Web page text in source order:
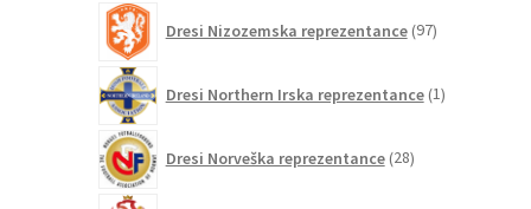
Dresi Nizozemska reprezentance 97izdelkov
Dresi Northern Irska reprezentance 1izdelek
Dresi Norveška reprezentance 28izdelkov